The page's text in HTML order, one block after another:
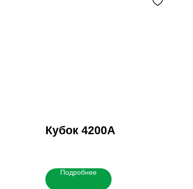
Кубок 4200A
Подробнее